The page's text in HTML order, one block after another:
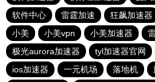
软件中心
雷霆加速 狂飙加速器
小美
小美vpn 小美加速器
极光aurora加速器
tyl加速器官网
ios加速器
一元机场 落地机